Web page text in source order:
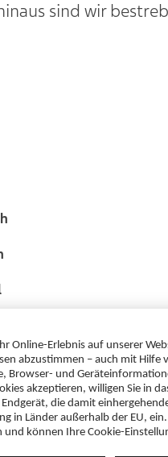
sind wir
Fertigware,
und Packmittel
International)